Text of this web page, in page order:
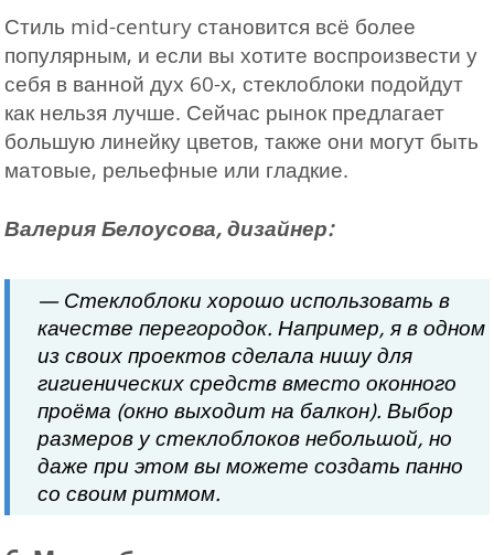
Стиль mid-century становится всё более
популярным, и если вы хотите воспроизвести у
себя в ванной дух 60-х, стеклоблоки подойдут
как нельзя лучше. Сейчас рынок предлагает
большую линейку цветов, также они могут быть
матовые, рельефные или гладкие.
Валерия Белоусова, дизайнер:
— Стеклоблоки хорошо использовать в
качестве перегородок. Например, я в одном
из своих проектов сделала нишу для
гигиенических средств вместо оконного
проёма (окно выходит на балкон). Выбор
размеров у стеклоблоков небольшой, но
даже при этом вы можете создать панно
со своим ритмом.